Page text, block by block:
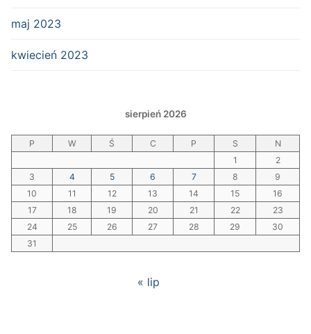
maj 2023
kwiecień 2023
sierpień 2026
P W Ś C P S
N
1
2
3
4 5 6 7 8
9
10
11 12 13 14 15
16
17
18 19 20 21 22
23
24
25 26 27 28 29
30
31
« lip